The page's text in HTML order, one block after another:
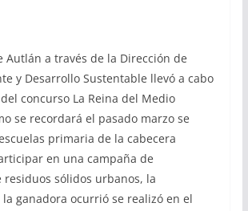
Autlán a través de la Dirección de
y Desarrollo Sustentable llevó a cabo
concurso La Reina del Medio
se recordará el pasado marzo se
primaria de la cabecera
en una campaña de
residuos sólidos urbanos, la
ganadora ocurrió se realizó en el